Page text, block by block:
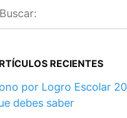
RECIENTES
por Logro Escolar
debes saber